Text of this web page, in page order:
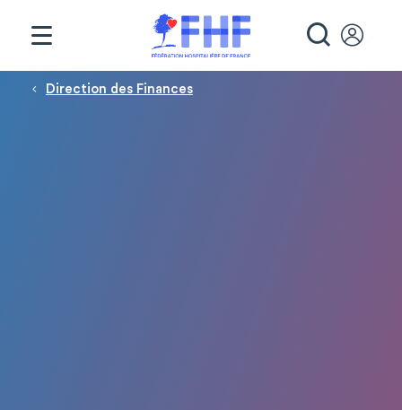
Fil d'Ariane
Direction des Finances
Panneau de gestion des cookies